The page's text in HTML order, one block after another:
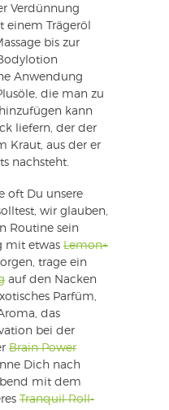
Verdünnung
einem Trägeröl
bis zur
Anwendung
die man zu
kann
liefern, der der
Kraut, aus der er
nachsteht.
oft Du unsere
wir glauben,
Routine sein
mit etwas Lemon+
trage ein
auf den Nacken
Parfüm,
das
bei der
Brain Power
Dich nach
mit dem
Tranquil Roll-